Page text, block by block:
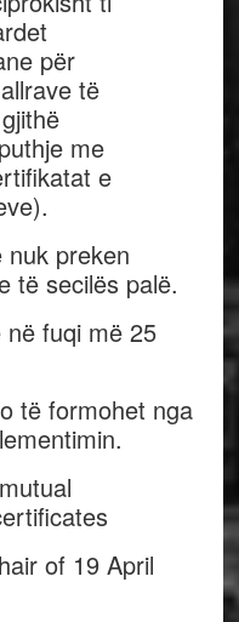
për
të
me
e
preken
të secilës palë.
fuqi më 25
të formohet nga
of 19 April